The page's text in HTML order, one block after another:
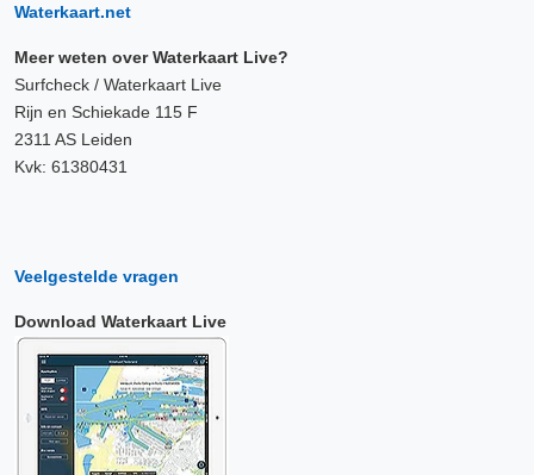
Waterkaart.net
Meer weten over Waterkaart Live?
Surfcheck / Waterkaart Live
Rijn en Schiekade 115 F
2311 AS Leiden
Kvk: 61380431
Veelgestelde vragen
Download Waterkaart Live